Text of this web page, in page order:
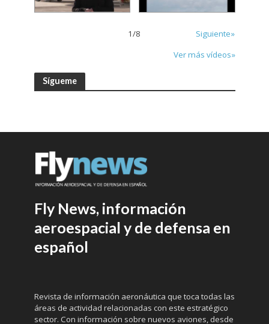
1/8
Siguiente»
Ver más vídeos»
Sígueme
Fly News, información
aeroespacial y de defensa en
español
Revista de información aeronáutica que toca todas las
áreas de actividad relacionadas con este estratégico
sector. Con información sobre nuevos aviones, desde